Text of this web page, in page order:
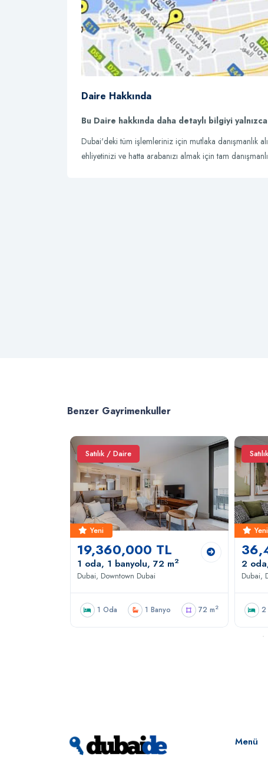
Daire Hakkında
Bu Daire hakkında daha detaylı bilgiyi
Dubai'deki tüm işlemleriniz için mutlaka danışmanlık
ehliyetinizi ve hatta arabanızı almak için tam
Benzer Gayrimenkuller
Satılık / Daire
Yeni
19,360,000 TL
1 oda, 1 banyolu, 72 m2
Dubai, Downtown Dubai
1 Oda 1 Banyo 72 m2
Yeni
2
Dubai,
2
Menü